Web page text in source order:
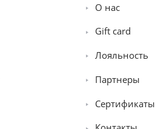
О нас
Gift card
Лояльность
Партнеры
Сертификаты